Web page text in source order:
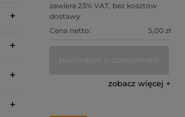
zawiera 23% VAT, bez kosztów
dostawy
Cena netto:
5,00 zł
zobacz więcej